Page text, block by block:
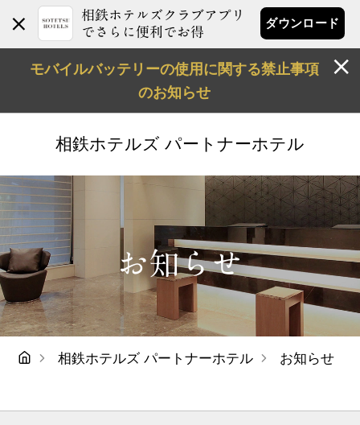
相鉄ホテルズクラブアプリ
でさらに便利でお得
ダウンロード
モバイルバッテリーの使用に関する禁止事項
のお知らせ
相鉄ホテルズ パートナーホテル
お知らせ
相鉄ホテルズ パートナーホテル お知らせ